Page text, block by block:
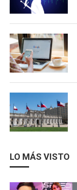
LO MÁS VISTO